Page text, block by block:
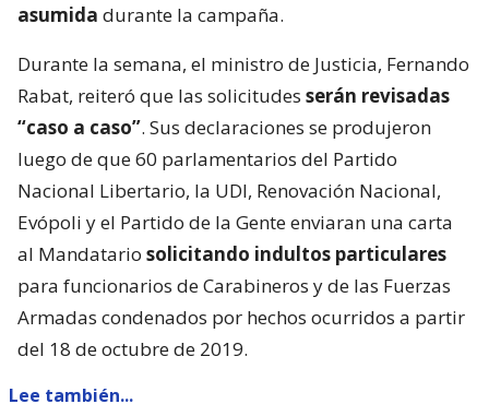
asumida durante la campaña.
Durante la semana, el ministro de Justicia, Fernando
Rabat, reiteró que las solicitudes serán revisadas
“caso a caso”. Sus declaraciones se produjeron
luego de que 60 parlamentarios del Partido
Nacional Libertario, la UDI, Renovación Nacional,
Evópoli y el Partido de la Gente enviaran una carta
al Mandatario solicitando indultos particulares
para funcionarios de Carabineros y de las Fuerzas
Armadas condenados por hechos ocurridos a partir
del 18 de octubre de 2019.
Lee también...